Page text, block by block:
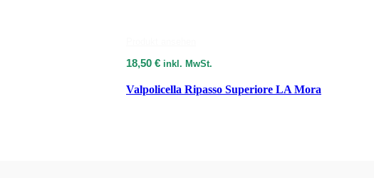
18,50 € inkl. MwSt.
Valpolicella Ripasso Superiore LA Mora